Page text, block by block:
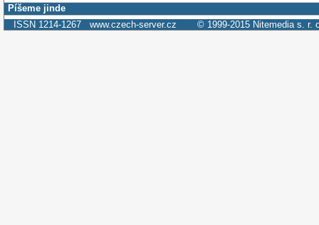
Píšeme jinde
ISSN 1214-1267 www.czech-server.cz © 1999-2015 Nitemedia s. r.